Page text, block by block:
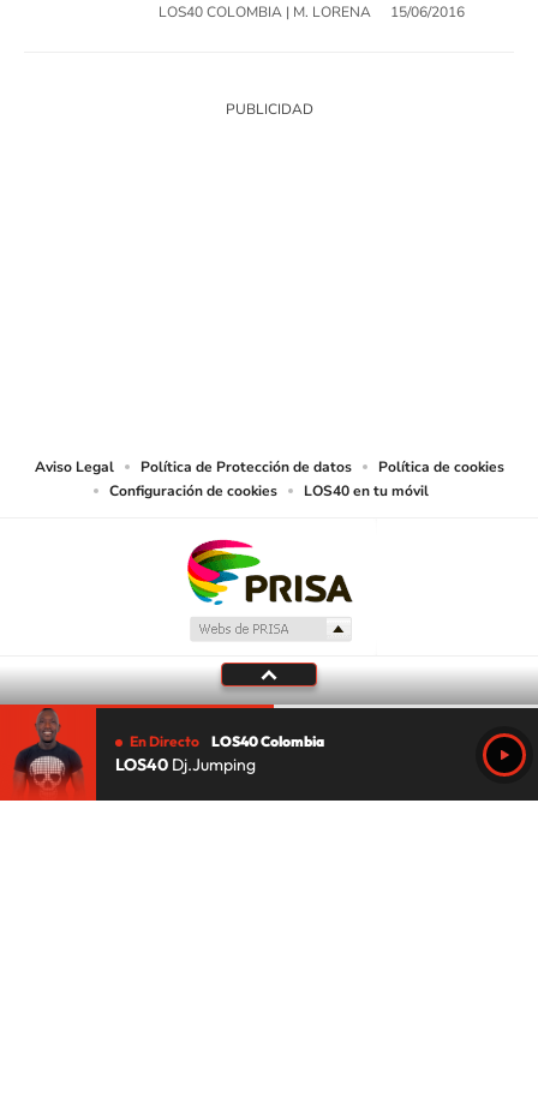
LOS40 COLOMBIA | M. LORENA 15/06/2016
Aviso Legal Política de Protección de datos
Política de cookies
Configuración de cookies
LOS40 en tu móvil
En Directo LOS40 Colombia
LOS40 Dj.Jumping